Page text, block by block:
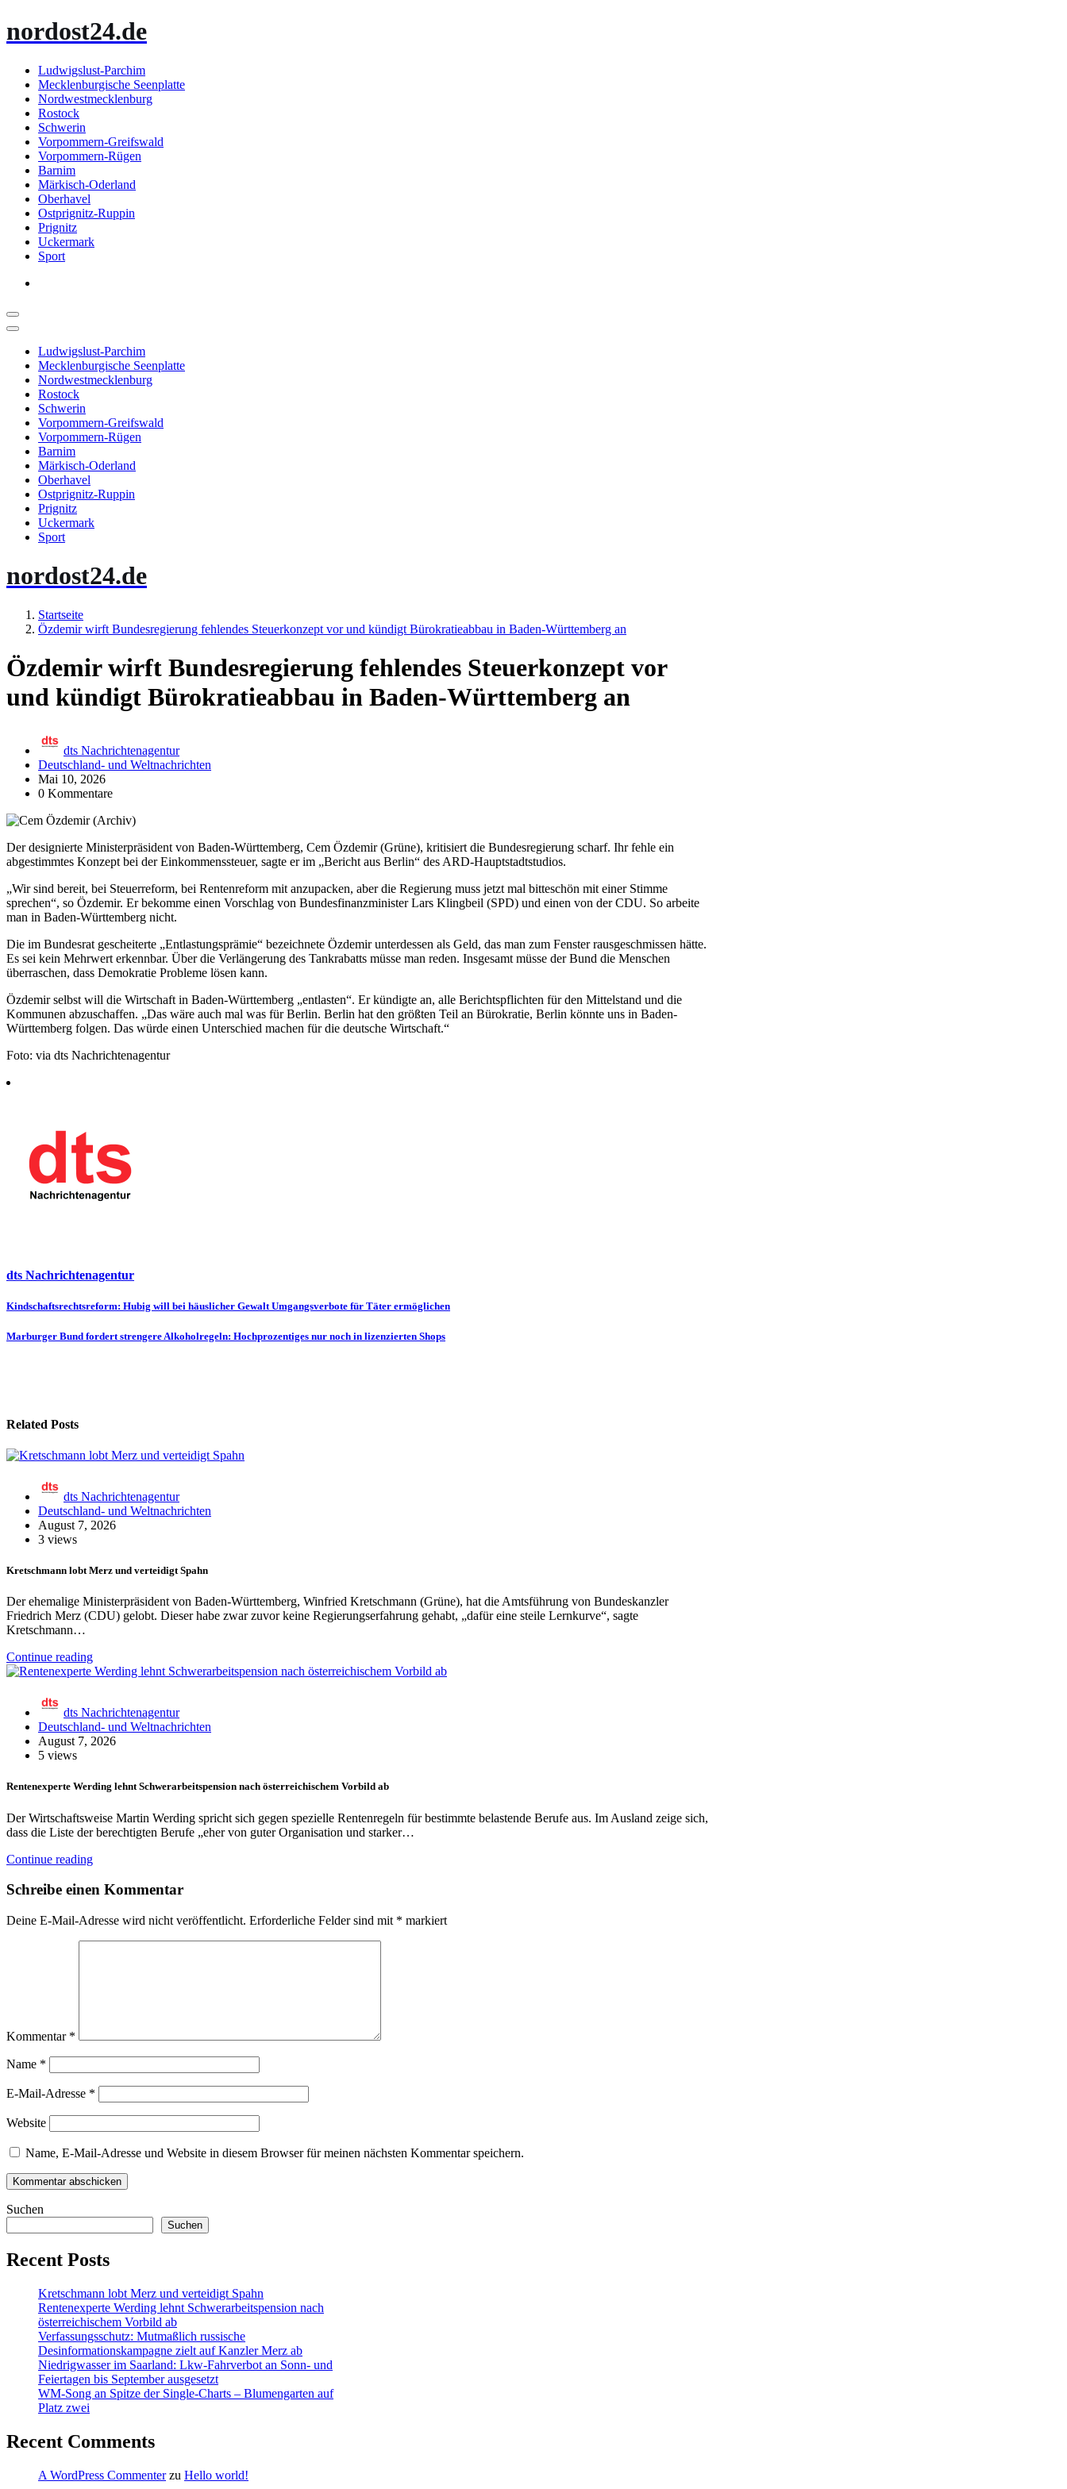
Inhalt
nordost24.de
Ludwigslust-Parchim
Mecklenburgische Seenplatte
Nordwestmecklenburg
Rostock
Schwerin
Vorpommern-Greifswald
Vorpommern-Rügen
Barnim
Märkisch-Oderland
Oberhavel
Ostprignitz-Ruppin
Prignitz
Uckermark
Sport
Ludwigslust-Parchim
Mecklenburgische Seenplatte
Nordwestmecklenburg
Rostock
Schwerin
Vorpommern-Greifswald
Vorpommern-Rügen
Barnim
Märkisch-Oderland
Oberhavel
Ostprignitz-Ruppin
Prignitz
Uckermark
Sport
nordost24.de
Startseite
Özdemir wirft Bundesregierung fehlendes Steuerkonzept vor und kündigt Bürokratieabbau in Baden-Württemberg an
Özdemir wirft Bundesregierung fehlendes Steuerkonzept vor
und kündigt Bürokratieabbau in Baden-Württemberg an
dts Nachrichtenagentur
Deutschland- und Weltnachrichten
Mai 10, 2026
0 Kommentare
Der designierte Ministerpräsident von Baden-Württemberg, Cem Özdemir (Grüne), kritisiert die Bundesregierung scharf. Ihr fehle ein
abgestimmtes Konzept bei der Einkommenssteuer, sagte er im „Bericht aus Berlin“ des ARD-Hauptstadtstudios.
„Wir sind bereit, bei Steuerreform, bei Rentenreform mit anzupacken, aber die Regierung muss jetzt mal bitteschön mit einer Stimme
sprechen“, so Özdemir. Er bekomme einen Vorschlag von Bundesfinanzminister Lars Klingbeil (SPD) und einen von der CDU. So arbeite
man in Baden-Württemberg nicht.
Die im Bundesrat gescheiterte „Entlastungsprämie“ bezeichnete Özdemir unterdessen als Geld, das man zum Fenster rausgeschmissen hätte.
Es sei kein Mehrwert erkennbar. Über die Verlängerung des Tankrabatts müsse man reden. Insgesamt müsse der Bund die Menschen
überraschen, dass Demokratie Probleme lösen kann.
Özdemir selbst will die Wirtschaft in Baden-Württemberg „entlasten“. Er kündigte an, alle Berichtspflichten für den Mittelstand und die
Kommunen abzuschaffen. „Das wäre auch mal was für Berlin. Berlin hat den größten Teil an Bürokratie, Berlin könnte uns in Baden-
Württemberg folgen. Das würde einen Unterschied machen für die deutsche Wirtschaft.“
Foto: via dts Nachrichtenagentur
dts Nachrichtenagentur
Beitragsnavigation
Kindschaftsrechtsreform: Hubig will bei häuslicher Gewalt Umgangsverbote für Täter ermöglichen
Marburger Bund fordert strengere Alkoholregeln: Hochprozentiges nur noch in lizenzierten Shops
Related Posts
dts Nachrichtenagentur
Deutschland- und Weltnachrichten
August 7, 2026
3 views
Kretschmann lobt Merz und verteidigt Spahn
Der ehemalige Ministerpräsident von Baden-Württemberg, Winfried Kretschmann (Grüne), hat die Amtsführung von Bundeskanzler
Friedrich Merz (CDU) gelobt. Dieser habe zwar zuvor keine Regierungserfahrung gehabt, „dafür eine steile Lernkurve“, sagte
Kretschmann…
Continue reading
dts Nachrichtenagentur
Deutschland- und Weltnachrichten
August 7, 2026
5 views
Rentenexperte Werding lehnt Schwerarbeitspension nach österreichischem Vorbild ab
Der Wirtschaftsweise Martin Werding spricht sich gegen spezielle Rentenregeln für bestimmte belastende Berufe aus. Im Ausland zeige sich,
dass die Liste der berechtigten Berufe „eher von guter Organisation und starker…
Continue reading
Schreibe einen Kommentar
Deine E-Mail-Adresse wird nicht veröffentlicht. Erforderliche Felder sind mit * markiert
Kommentar *
Name *
E-Mail-Adresse *
Website
Name, E-Mail-Adresse und Website in diesem Browser für meinen nächsten Kommentar speichern.
Suchen
Suchen
Recent Posts
Kretschmann lobt Merz und verteidigt Spahn
Rentenexperte Werding lehnt Schwerarbeitspension nach
österreichischem Vorbild ab
Verfassungsschutz: Mutmaßlich russische
Desinformationskampagne zielt auf Kanzler Merz ab
Niedrigwasser im Saarland: Lkw-Fahrverbot an Sonn- und
Feiertagen bis September ausgesetzt
WM-Song an Spitze der Single-Charts – Blumengarten auf
Platz zwei
Recent Comments
A WordPress Commenterzu Hello world!